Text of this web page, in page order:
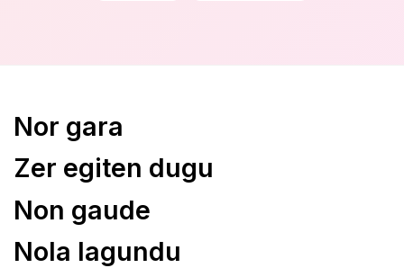
Nor gara
Zer egiten dugu
Non gaude
Nola lagundu